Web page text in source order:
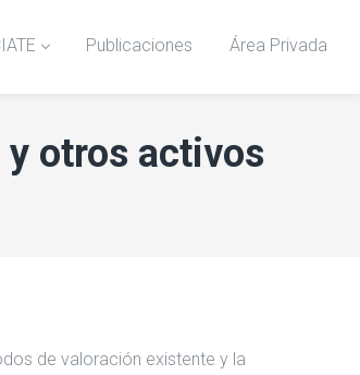
Publicaciones Área Privada
otros activos
de valoración existente y la